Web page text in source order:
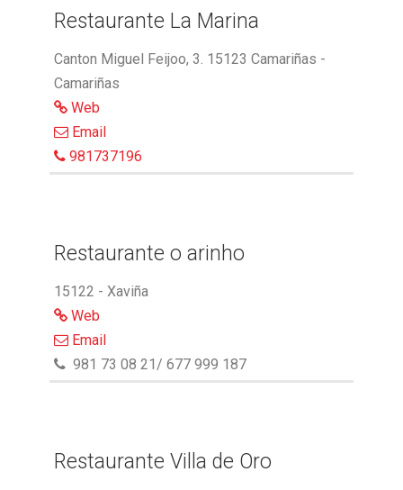
Restaurante La Marina
Canton Miguel Feijoo, 3. 15123 Camariñas -
Camariñas
Web
Email
981737196
Restaurante o arinho
15122 - Xaviña
Web
Email
981 73 08 21/ 677 999 187
Restaurante Villa de Oro